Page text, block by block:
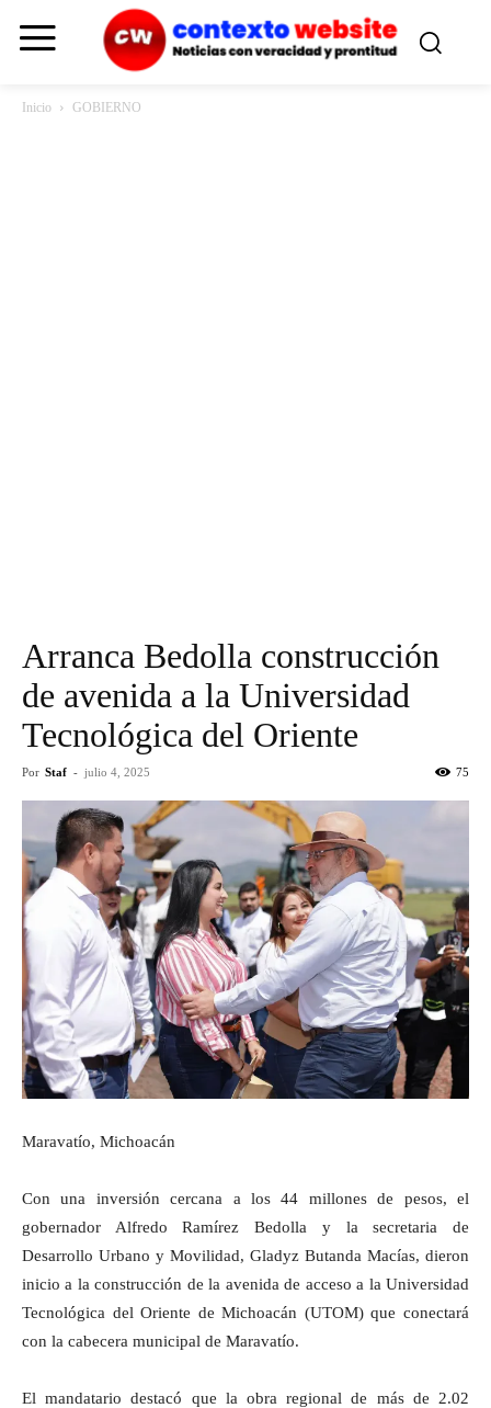
Inicio GOBIERNO
Arranca Bedolla construcción
de avenida a la Universidad
Tecnológica del Oriente
Por Staf - julio 4, 2025 75
Maravatío, Michoacán
Con una inversión cercana a los 44 millones de pesos, el
gobernador Alfredo Ramírez Bedolla y la secretaria de
Desarrollo Urbano y Movilidad, Gladyz Butanda Macías, dieron
inicio a la construcción de la avenida de acceso a la Universidad
Tecnológica del Oriente de Michoacán (UTOM) que conectará
con la cabecera municipal de Maravatío.
El mandatario destacó que la obra regional de más de 2.02